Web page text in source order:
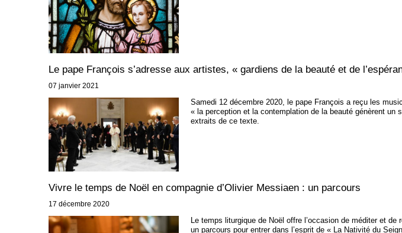
Le pape François s’adresse aux artistes, « gardiens de la beauté et de
07 janvier 2021
Samedi 12 décembre 2020, le pape François a reçu les
« la perception et la contemplation de la beauté génèrent un
extraits de ce texte.
Vivre le temps de Noël en compagnie d’Olivier Messiaen : un parcours
17 décembre 2020
Le temps liturgique de Noël offre l’occasion de méditer et
un parcours pour entrer dans l’esprit de « La Nativité du